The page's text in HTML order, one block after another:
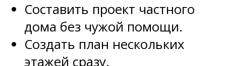
Составить проект частного
дома без чужой помощи.
Создать план нескольких
этажей сразу.